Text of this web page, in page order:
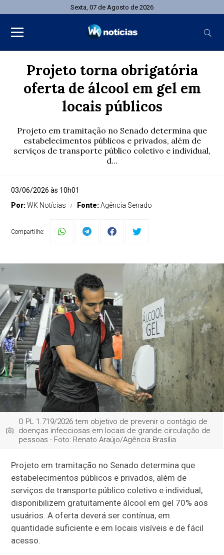
Sexta, 07 de Agosto de 2026
Projeto torna obrigatória
oferta de álcool em gel em
locais públicos
Projeto em tramitação no Senado determina que
estabelecimentos públicos e privados, além de
serviços de transporte público coletivo e individual,
d...
03/06/2026 às 10h01
Por:WK Notícias Fonte:Agência Senado
Compartilhe:
O PL 1.719/2026 tem objetivo de prevenir o contágio de
doenças infecciosas em locais de grande circulação de
pessoas - Foto: Renato Araújo/Agência Brasília
Projeto em tramitação no Senado determina que
estabelecimentos públicos e privados, além de
serviços de transporte público coletivo e individual,
disponibilizem gratuitamente álcool em gel 70% aos
usuários. A oferta deverá ser contínua, em
quantidade suficiente e em locais visíveis e de fácil
acesso.